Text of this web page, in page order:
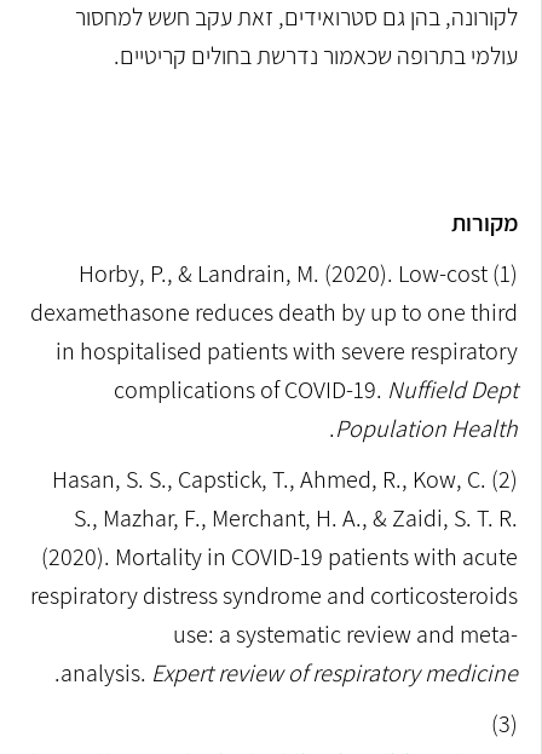
לקורונה, בהן גם סטרואידים, זאת עקב חשש למחסור
עולמי בתרופה שכאמור נדרשת בחולים קריטיים.
מקורות
(1) Horby, P., & Landrain, M. (2020). Low-cost
dexamethasone reduces death by up to one third
in hospitalised patients with severe respiratory
complications of COVID-19. Nuffield Dept
Population Health
.‏
(2) Hasan, S. S., Capstick, T., Ahmed, R., Kow, C.
S., Mazhar, F., Merchant, H. A., & Zaidi, S. T. R.
(2020). Mortality in COVID-19 patients with acute
respiratory distress syndrome and corticosteroids
use: a systematic review and meta-
analysis. Expert review of respiratory medicine
.‏
(3)